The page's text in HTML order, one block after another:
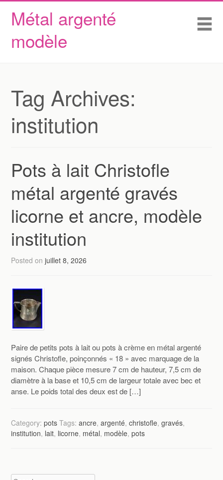
Métal argenté
modèle
Skip to content
Accueil
Conditions d’utilisation
Tag Archives:
institution
Pots à lait Christofle
métal argenté gravés
licorne et ancre, modèle
institution
Posted onjuillet 8, 2026
Paire de petits pots à lait ou pots à crème en métal argenté
signés Christofle, poinçonnés « 18 » avec marquage de la
maison. Chaque pièce mesure 7 cm de hauteur, 7,5 cm de
diamètre à la base et 10,5 cm de largeur totale avec bec et
anse. Le poids total des deux est de […]
Category:pots Tags:ancre,argenté,christofle,gravés,
institution, lait, licorne, métal, modèle,pots